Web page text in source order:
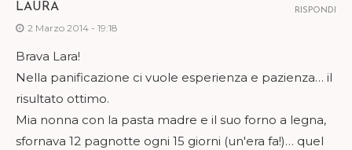
LAURA
2 Marzo 2014 - 19:18
Brava Lara!
Nella panificazione ci vuole esperienza e pazienza… il
risultato ottimo.
Mia nonna con la pasta madre e il suo forno a legna,
sfornava 12 pagnotte ogni 15 giorni (un'era fa!)… quel
RISPONDI